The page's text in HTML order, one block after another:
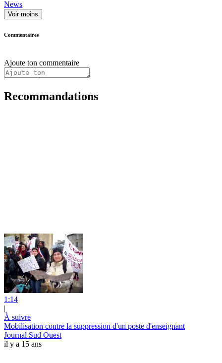
News
Voir moins
Commentaires
Ajoute ton commentaire
Recommandations
1:14
|
À suivre
Mobilisation contre la suppression d'un poste d'enseignant
Journal Sud Ouest
il y a 15 ans